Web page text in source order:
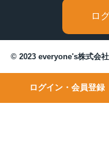
アクセスログと
スログは、アク
ス、ホスト名、
の情報を含んでい
は、ウェブサイト
計的分析のために
以外の目的のた
ロ
© 2023 everyone's株式会社
ログイン・会員登録